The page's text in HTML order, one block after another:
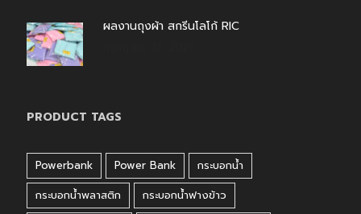
ผลงานถุงผ้า สกรีนโลโก้ RIC
PRODUCT TAGS
Powerbank Power Bank
กระบอกน้ำ
กระบอกน้ำพลาสติก
กระบอกน้ำฟางข้าว